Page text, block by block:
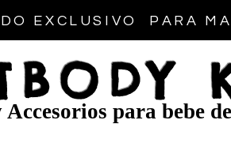
EXCLUSIVO PARA
para bebe